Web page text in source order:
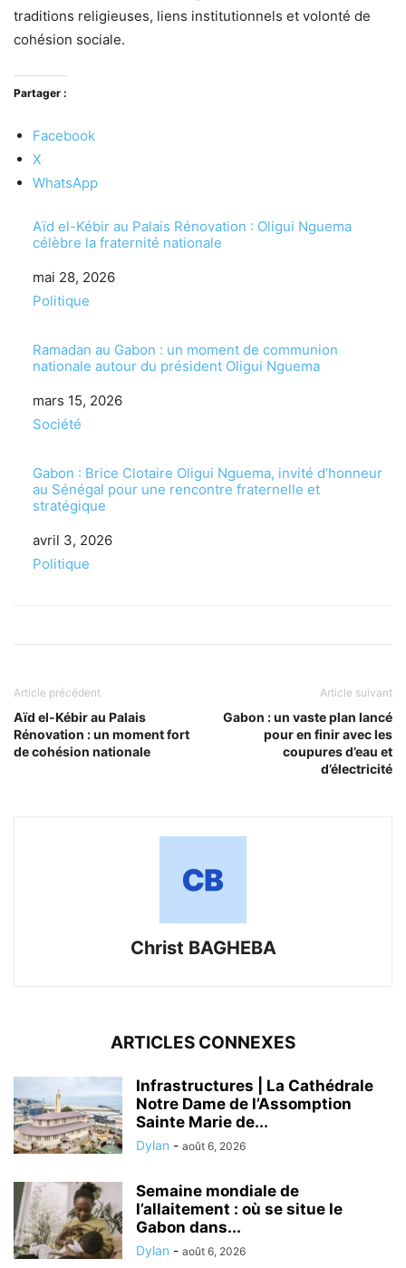
traditions religieuses, liens institutionnels et volonté de
cohésion sociale.
Partager :
Facebook
X
WhatsApp
Aïd el-Kébir au Palais Rénovation : Oligui Nguema
célèbre la fraternité nationale
Date
mai 28, 2026
Par rapport à
Politique
Ramadan au Gabon : un moment de communion
nationale autour du président Oligui Nguema
Date
mars 15, 2026
Par rapport à
Société
Gabon : Brice Clotaire Oligui Nguema, invité d’honneur
au Sénégal pour une rencontre fraternelle et
stratégique
Date
avril 3, 2026
Par rapport à
Politique
Article précédent
Aïd el-Kébir au Palais
Rénovation : un moment fort
de cohésion nationale
Article suivant
Gabon : un vaste plan lancé
pour en finir avec les
coupures d’eau et
d’électricité
Christ BAGHEBA
ARTICLES CONNEXES
Infrastructures | La Cathédrale
Notre Dame de l’Assomption
Sainte Marie de...
Dylan - août 6, 2026
Semaine mondiale de
l’allaitement : où se situe le
Gabon dans...
Dylan - août 6, 2026